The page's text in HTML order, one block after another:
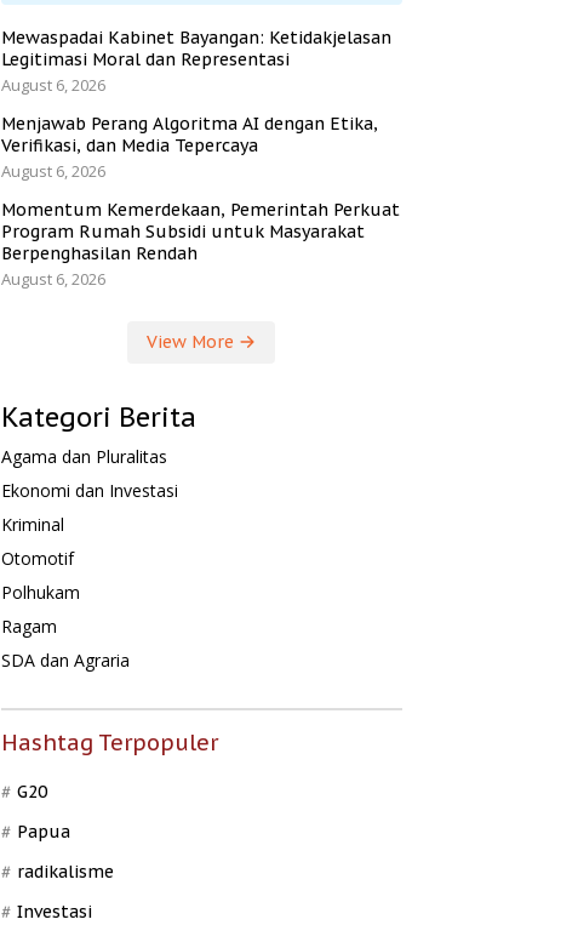
Mewaspadai Kabinet Bayangan: Ketidakjelasan
Legitimasi Moral dan Representasi
August 6, 2026
Menjawab Perang Algoritma AI dengan Etika,
Verifikasi, dan Media Tepercaya
August 6, 2026
Momentum Kemerdekaan, Pemerintah Perkuat
Program Rumah Subsidi untuk Masyarakat
Berpenghasilan Rendah
August 6, 2026
View More
Kategori Berita
Agama dan Pluralitas
Ekonomi dan Investasi
Kriminal
Otomotif
Polhukam
Ragam
SDA dan Agraria
Hashtag Terpopuler
G20
Papua
radikalisme
Investasi